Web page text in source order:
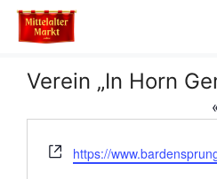
Zum
Inhalt
Verein „In Horn
W
e
https://